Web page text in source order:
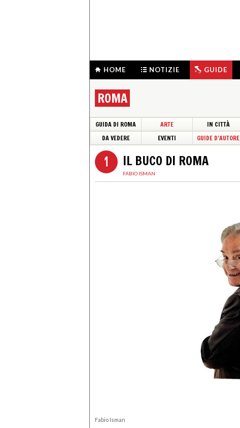
HOME NOTIZIE GUIDE
ROMA
GUIDA DI ROMA ARTE IN CITTÀ
DA VEDERE
EVENTI GUIDE D'AUTORE
IL BUCO DI ROMA
FABIO ISMAN
Fabio Isman